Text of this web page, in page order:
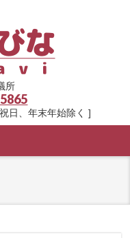
所
日、年末年始除く ]